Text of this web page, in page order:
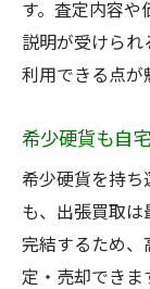
す。査定内容や
説明が受けられ
利用できる点が
希少硬貨も自
希少硬貨を持
も、出張買取は
完結するため
定・売却できま